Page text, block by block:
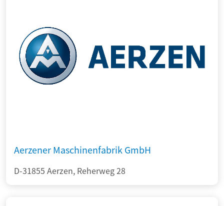
Aerzener Maschinenfabrik GmbH
D-31855 Aerzen, Reherweg 28